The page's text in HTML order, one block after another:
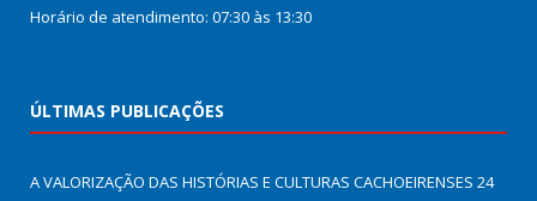
Horário de atendimento: 07:30 às 13:30
ÚLTIMAS PUBLICAÇÕES
A VALORIZAÇÃO DAS HISTÓRIAS E CULTURAS CACHOEIRENSES 24